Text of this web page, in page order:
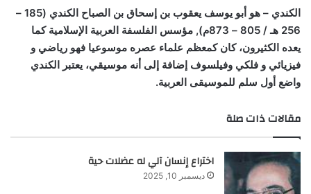
الكندي – هو أبو يوسف يعقوب بن إسحاق بن الصباح الكندي (185 –
256 هـ / 805 – 873م), مؤسس الفلسفة العربية الإسلامية كما
يعده الكثيرون، كان كمعظم علماء عصره موسوعيا فهو رياضي و
فيزيائي و فلكي وفيلسوف إضافة إلى أنه موسيقي، يعتبر الكندي
واضع أول سلم للموسيقى العربية.
مقالات ذات صلة
اختراع إنسان آلي له عضلات حية
ديسمبر 10, 2025